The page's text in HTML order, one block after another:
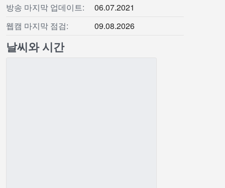
방송 마지막 업데이트:
06.07.2021
웹캠 마지막 점검:
09.08.2026
날씨와 시간